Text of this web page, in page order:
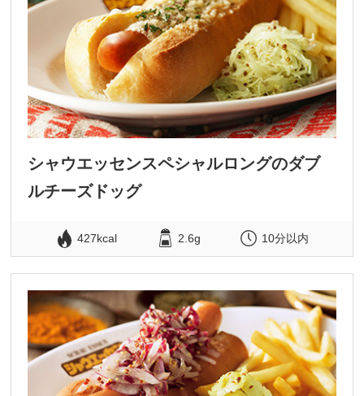
シャウエッセンスペシャルロングのダブ
ルチーズドッグ
427kcal 2.6g 10分以内